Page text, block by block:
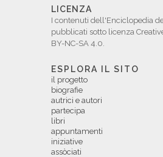
LICENZA
I contenuti dell'Enciclopedia
pubblicati sotto licenza
BY-NC-SA 4.0.
ESPLORA IL SITO
il progetto
biografie
autrici e autori
partecipa
libri
appuntamenti
iniziative
assòciati